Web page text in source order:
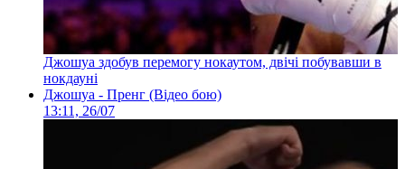
Джошуа здобув перемогу нокаутом, двічі побувавши в
нокдауні
Джошуа - Пренг (Відео бою)
13:11, 26/07